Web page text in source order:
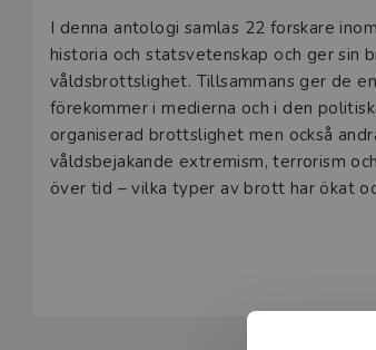
I denna antologi samlas 22 forskare
historia och stats­veten­skap och ger sin
våldsbrottslighet. Tillsammans ger de
förekommer i medierna och i den
organiserad brottslighet men också
våldsbejakande extremism, terrorism
över tid – vilka typer av brott har ökat
Boken bygger på både existerande